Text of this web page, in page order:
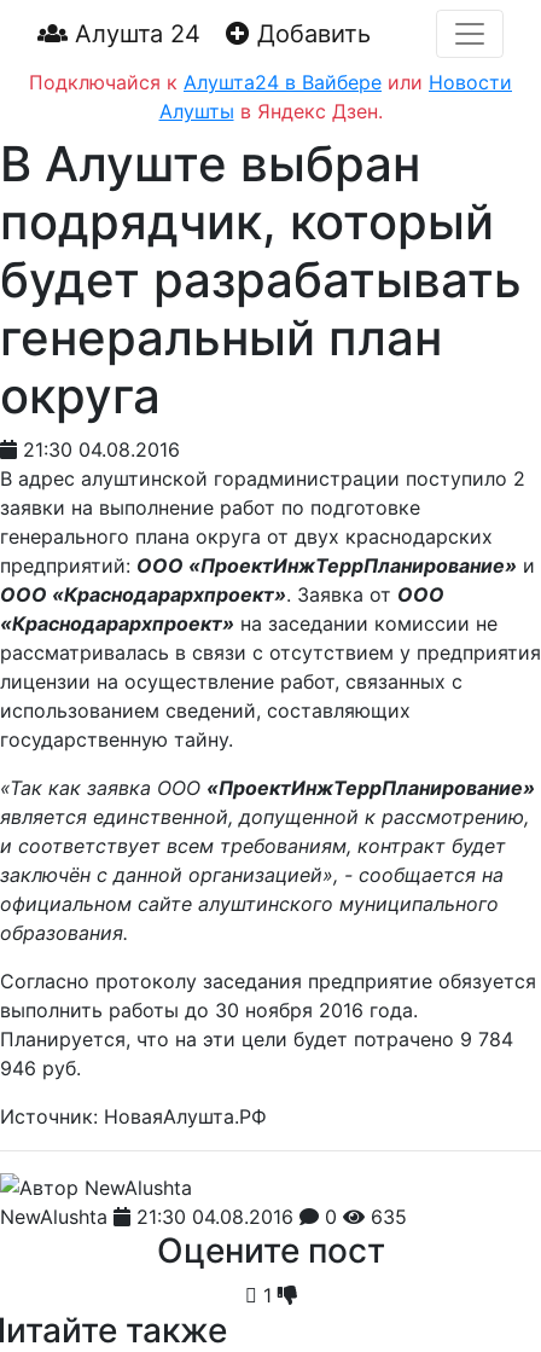
Алушта 24 Добавить
Подключайся к Алушта24 в Вайбере или Новости
Алушты в Яндекс Дзен.
В Алуште выбран
подрядчик, который
будет разрабатывать
генеральный план
округа
21:30 04.08.2016
В адрес алуштинской горадминистрации поступило 2
заявки на выполнение работ по подготовке
генерального плана округа от двух краснодарских
предприятий: OOO «ПроектИнжТеррПланирование» и
ООО «Краснодарархпроект». Заявка от ООО
«Краснодарархпроект» на заседании комиссии не
рассматривалась в связи с отсутствием у предприятия
лицензии на осуществление работ, связанных с
использованием сведений, составляющих
государственную тайну.
«Так как заявка OOO «ПроектИнжТеррПланирование»
является единственной, допущенной к рассмотрению,
и соответствует всем требованиям, контракт будет
заключён с данной организацией», - сообщается на
официальном сайте алуштинского муниципального
образования.
Согласно протоколу заседания предприятие обязуется
выполнить работы до 30 ноября 2016 года.
Планируется, что на эти цели будет потрачено 9 784
946 руб.
Источник: НоваяАлушта.РФ
NewAlushta 21:30 04.08.2016 0 635
Оцените пост
1
также